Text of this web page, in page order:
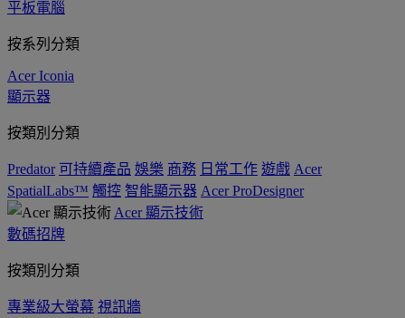
平板電腦
按系列分類
Acer Iconia
顯示器
按類別分類
Predator 可持續產品 娛樂 商務 日常工作 遊戲 Acer
SpatialLabs™ 觸控 智能顯示器 Acer ProDesigner
Acer 顯示技術
數碼招牌
按類別分類
專業級大螢幕 視訊牆